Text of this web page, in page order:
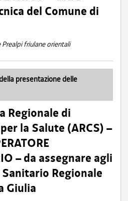
del Comune di
friulane orientali
presentazione delle
Regionale di
la Salute (ARCS) –
– da assegnare agli
Regionale
Giulia